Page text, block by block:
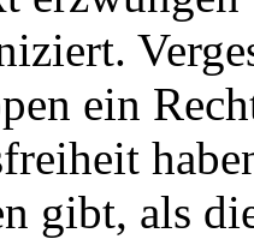
ein
gibt, als